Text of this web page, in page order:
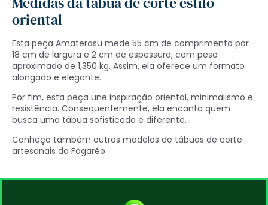
oriental
Esta peça Amaterasu mede 55 cm de comprimento por
18 cm de largura e 2 cm de espessura, com peso
aproximado de 1,350 kg. Assim, ela oferece um formato
alongado e elegante.
Por fim, esta peça une inspiração oriental, minimalismo e
resistência. Consequentemente, ela encanta quem
busca uma tábua sofisticada e diferente.
Conheça também outros modelos de tábuas de corte
artesanais da Fogaréo.